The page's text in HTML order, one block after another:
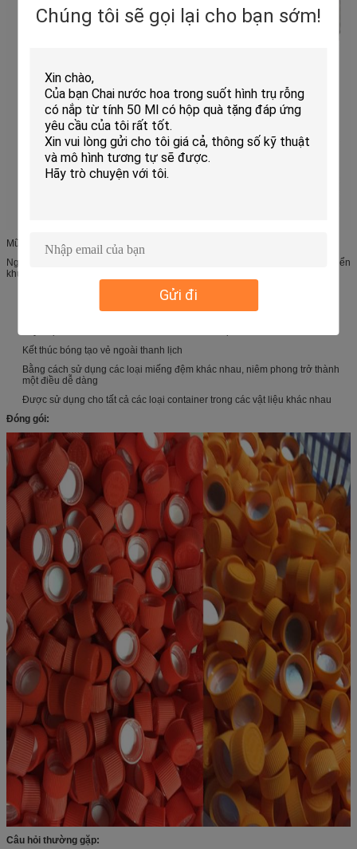
Chúng tôi sẽ gọi lại cho bạn sớm!
Gửi đi
Mũ vít của chúng tôi có hầu hết mọi kích cỡ có sẵn, từ 13mm đến 52mm.
Ngoài ra, đối với các kích thước không phổ biến, chúng tôi đồng ý phát triển
khuôn nhựa miễn phí cho khách hàng nếu số lượng lớn.
Cảm giác cực kỳ trơn tru khi vặn lên
Tùy chọn nhiều màu sắc cho sự hấp dẫn bắt mắt
Kết thúc bóng tạo vẻ ngoài thanh lịch
Bằng cách sử dụng các loại miếng đệm khác nhau, niêm phong trở thành
một điều dễ dàng
Được sử dụng cho tất cả các loại container trong các vật liệu khác nhau
Đóng gói:
Câu hỏi thường gặp: